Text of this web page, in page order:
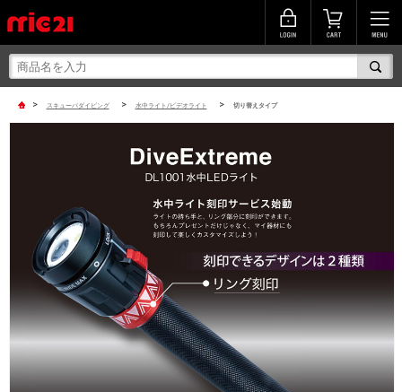
> スキューバダイビング > 水中ライト/ビデオライト > 切り替えタイプ